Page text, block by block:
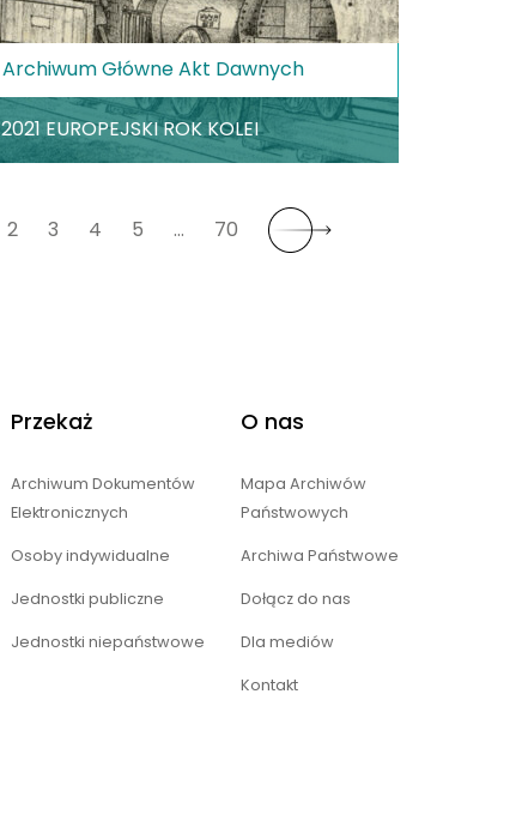
Archiwum Główne Akt Dawnych
2021 EUROPEJSKI ROK KOLEI
2 3 4 5 … 70
Przekaż
Archiwum Dokumentów
Elektronicznych
Osoby indywidualne
Jednostki publiczne
Jednostki niepaństwowe
O nas
Mapa Archiwów
Państwowych
Archiwa Państwowe
Dołącz do nas
Dla mediów
Kontakt